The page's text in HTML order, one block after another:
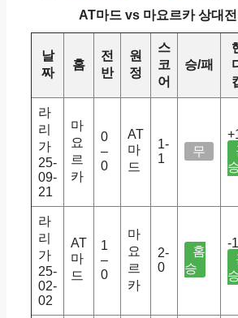
AT마드 vs 마요르카 상대전
날
짜
홈
전
반
원
정
스
코
어
승/패
라
리
가
25-
09-
21
마
요
르
카
0
–
0
AT
마
드
1-
1
무
라
리
가
25-
02-
02
AT
마
드
1
–
0
마
요
르
카
2-
0
홈
승
-1